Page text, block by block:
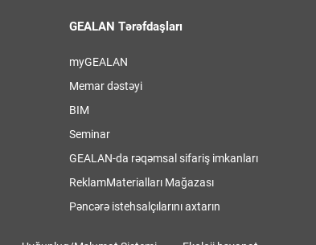
GEALAN Tərəfdaşları
myGEALAN
Memar dəstəyi
BIM
Seminar
GEALAN-da rəqəmsal sifariş imkanları
ReklamMaterialları Mağazası
Pəncərə istehsalçılarını axtarın